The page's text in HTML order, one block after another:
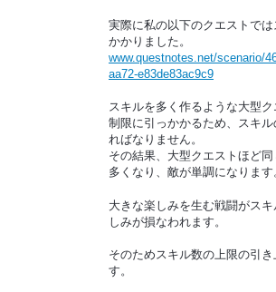
実際に私の以下のクエストで
かかりました。
www.questnotes.net/scenario/
aa72-e83de83ac9c9
スキルを多く作るような大型
制限に引っかかるため、スキ
ればなりません。
その結果、大型クエストほど
多くなり、敵が単調になります
大きな楽しみを生む戦闘がス
しみが損なわれます。
そのためスキル数の上限の引
す。